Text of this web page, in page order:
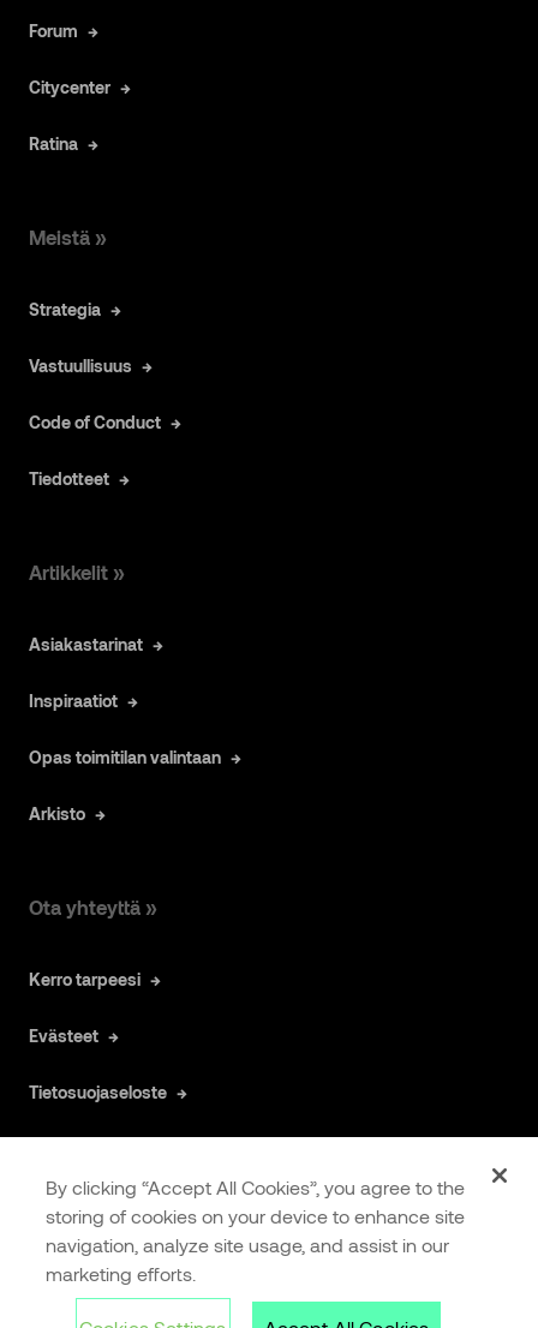
Forum
Citycenter
Ratina
Meistä »
Strategia
Vastuullisuus
Code of Conduct
Tiedotteet
Artikkelit »
Asiakastarinat
Inspiraatiot
Opas toimitilan valintaan
Arkisto
Ota yhteyttä »
Kerro tarpeesi
Evästeet
Tietosuojaseloste
COOKIES
SETTINGS
EXTRANET
By clicking “Accept All Cookies”, you agree to the
storing of cookies on your device to enhance site
navigation, analyze site usage, and assist in our
marketing efforts.